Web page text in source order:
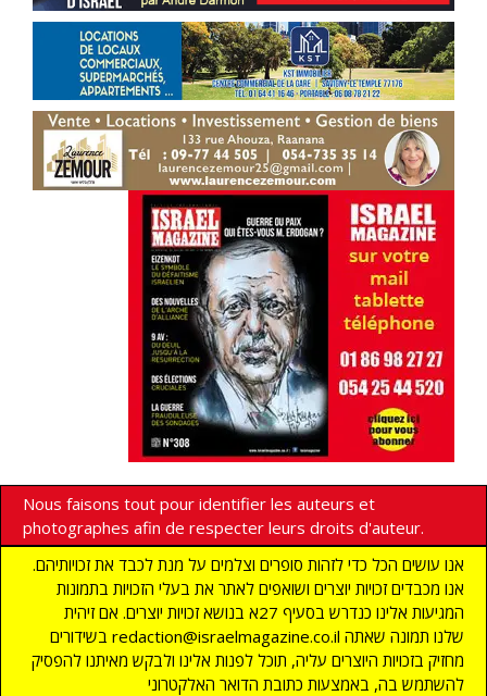
Nous faisons tout pour identifier les auteurs et
photographes afin de respecter leurs droits d'auteur.
אנו עושים הכל כדי לזהות סופרים וצלמים על מנת לכבד את זכויותיהם.
אנו מכבדים זכויות יוצרים ושואפים לאתר את בעלי הזכויות בתמונות
המגיעות אלינו כנדרש בסעיף 27א בנושא זכויות יוצרים. אם זיהית
בשידורים redaction@israelmagazine.co.il שלנו תמונה שאתה
מחזיק בזכויות היוצרים עליה, תוכל לפנות אלינו ולבקש מאיתנו להפסיק
להשתמש בה, באמצעות כתובת הדואר האלקטרוני